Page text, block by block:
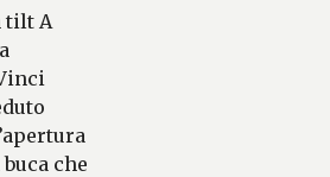
tilt A
che